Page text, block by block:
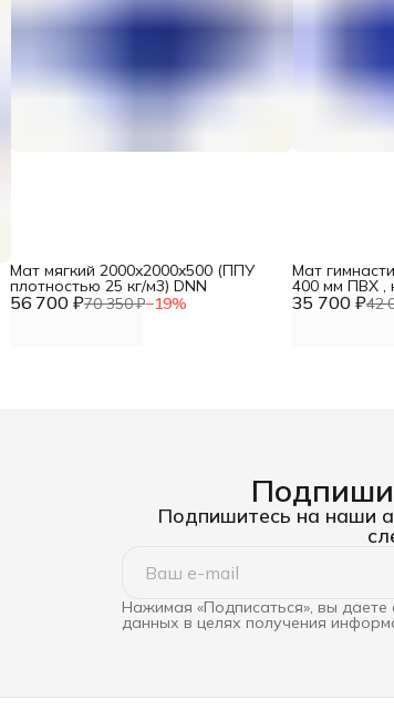
56 700 ₽70 350 ₽−19%
Мат мягкий 2000x2000x500 (ППУ
плотностью 25 кг/м3) DNN
35 700 ₽42
Мат
400 мм ПВХ ,
м3 DNN
Подпишитесь на наши
Нажимая «Подписаться», вы
данных в целях получения